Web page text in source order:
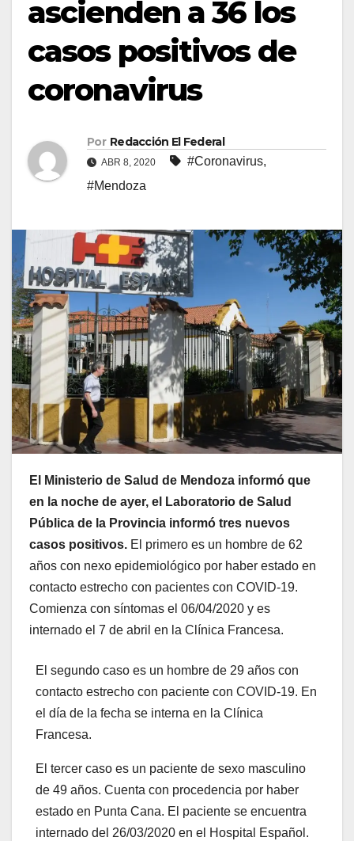
ascienden a 36 los
casos positivos de
coronavirus
Por Redacción El Federal
ABR 8, 2020 #Coronavirus,
#Mendoza
El Ministerio de Salud de Mendoza informó que
en la noche de ayer, el Laboratorio de Salud
Pública de la Provincia informó tres nuevos
casos positivos. El primero es un hombre de 62
años con nexo epidemiológico por haber estado en
contacto estrecho con pacientes con COVID-19.
Comienza con síntomas el 06/04/2020 y es
internado el 7 de abril en la Clínica Francesa.
El segundo caso es un hombre de 29 años con
contacto estrecho con paciente con COVID-19. En
el día de la fecha se interna en la Clínica
Francesa.
El tercer caso es un paciente de sexo masculino
de 49 años. Cuenta con procedencia por haber
estado en Punta Cana. El paciente se encuentra
internado del 26/03/2020 en el Hospital Español.